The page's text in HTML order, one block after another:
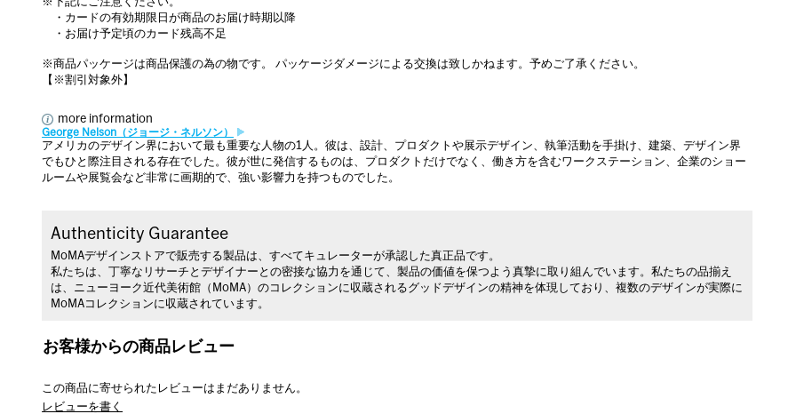
・カードの有効期限日が商品のお届け時期以降
・お届け予定頃のカード残高不足
※商品パッケージは商品保護の為の物です。 パッケージダメージによる交換は致しかねます。予めご了承ください。
【※割引対象外】
more information
George Nelson（ジョージ・ネルソン）
アメリカのデザイン界において最も重要な人物の1人。彼は、設計、プロダクトや展示デザイン、執筆活動を手掛け、建築、デザイン界
でもひと際注目される存在でした。彼が世に発信するものは、プロダクトだけでなく、働き方を含むワークステーション、企業のショー
ルームや展覧会など非常に画期的で、強い影響力を持つものでした。
Authenticity Guarantee
MoMAデザインストアで販売する製品は、すべてキュレーターが承認した真正品です。
私たちは、丁寧なリサーチとデザイナーとの密接な協力を通じて、製品の価値を保つよう真摯に取り組んでいます。私たちの品揃え
は、ニューヨーク近代美術館（MoMA）のコレクションに収蔵されるグッドデザインの精神を体現しており、複数のデザインが実際に
MoMAコレクションに収蔵されています。
お客様からの商品レビュー
この商品に寄せられたレビューはまだありません。
レビューを書く